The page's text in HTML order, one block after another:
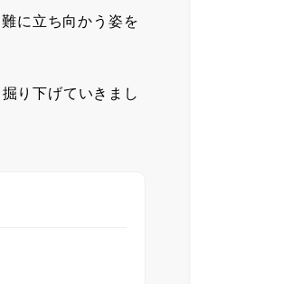
に立ち向かう姿を
り下げていきまし